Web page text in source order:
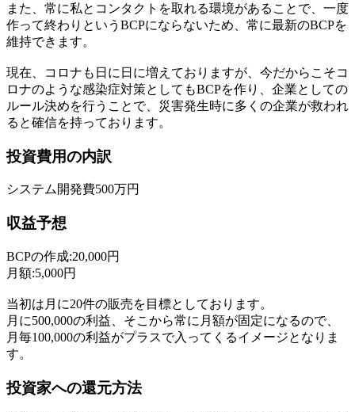
また、常に私とコンタクトを取れる環境があることで、一度
作って終わりというBCPにならないため、常に最新のBCPを
維持できます。
現在、コロナも日に日に増えておりますが、今だからこそコ
ロナのような感染症対策としてもBCPを作り、企業としての
ルール決めを行うことで、災害発生時に多くの企業が救われ
ると確信を持っております。
投資費用の内訳
システム開発費500万円
収益予想
BCPの作成:20,000円
月額:5,000円
当初は月に20件の販売を目標としております。
月に500,000の利益、そこから常に月額が固定になるので、
月毎100,000の利益がプラスで入ってくるイメージとなりま
す。
投資家への還元方法